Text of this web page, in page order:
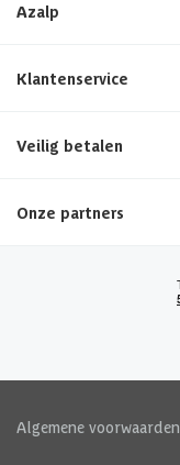
Azalp
Klantenservice
Veilig betalen
Onze partners
Algemene voorwaarden